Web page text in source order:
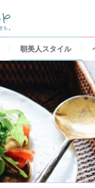
朝美人スタイル